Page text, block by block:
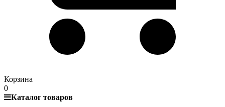
Корзина
0
Каталог товаров